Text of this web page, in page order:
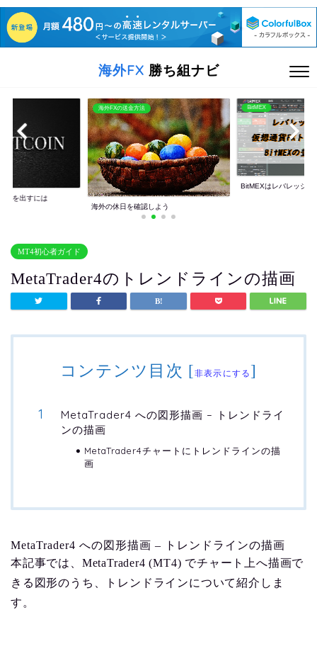
海外FX 勝ち組ナビ
益を出すには
海外FXの送金方法
海外の休日を確認しよう
BitMEX
BitMEXはレバレッジ
MT4初心者ガイド
MetaTrader4のトレンドラインの描画
コンテンツ目次 [非表示にする ]
MetaTrader4 への図形描画 – トレンドライ
ンの描画
MetaTrader4チャートにトレンドラインの描
画
MetaTrader4 への図形描画 – トレンドラインの描画
本記事では、MetaTrader4 (MT4) でチャート上へ描画で
きる図形のうち、トレンドラインについて紹介しま
す。